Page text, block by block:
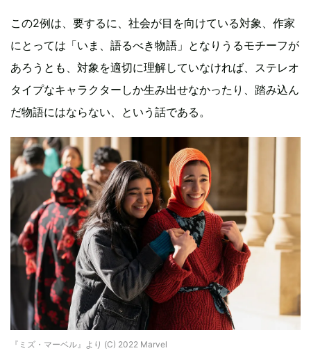
この2例は、要するに、社会が目を向けている対象、作家
にとっては「いま、語るべき物語」となりうるモチーフが
あろうとも、対象を適切に理解していなければ、ステレオ
タイプなキャラクターしか生み出せなかったり、踏み込ん
だ物語にはならない、という話である。
『ミズ・マーベル』より (C) 2022 Marvel